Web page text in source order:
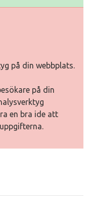
på din webbplats.
på din
en bra ide att